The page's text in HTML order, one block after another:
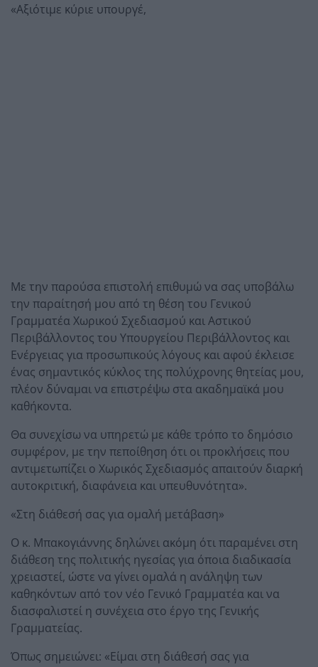
«Αξιότιμε κύριε υπουργέ,
Με την παρούσα επιστολή επιθυμώ να σας υποβάλω
την παραίτησή μου από τη θέση του Γενικού
Γραμματέα Χωρικού Σχεδιασμού και Αστικού
Περιβάλλοντος του Υπουργείου Περιβάλλοντος και
Ενέργειας για προσωπικούς λόγους και αφού έκλεισε
ένας σημαντικός κύκλος της πολύχρονης θητείας μου,
πλέον δύναμαι να επιστρέψω στα ακαδημαϊκά μου
καθήκοντα.
Θα συνεχίσω να υπηρετώ με κάθε τρόπο το δημόσιο
συμφέρον, με την πεποίθηση ότι οι προκλήσεις που
αντιμετωπίζει ο Χωρικός Σχεδιασμός απαιτούν διαρκή
αυτοκριτική, διαφάνεια και υπευθυνότητα».
«Στη διάθεσή σας για ομαλή μετάβαση»
Ο κ. Μπακογιάννης δηλώνει ακόμη ότι παραμένει στη
διάθεση της πολιτικής ηγεσίας για όποια διαδικασία
χρειαστεί, ώστε να γίνει ομαλά η ανάληψη των
καθηκόντων από τον νέο Γενικό Γραμματέα και να
διασφαλιστεί η συνέχεια στο έργο της Γενικής
Γραμματείας.
Όπως σημειώνει: «Είμαι στη διάθεσή σας για